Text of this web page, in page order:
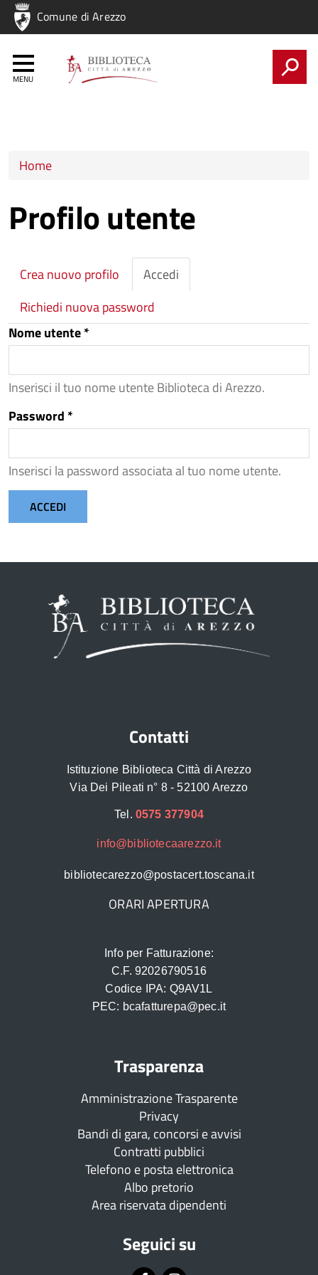
Regione
Nome
Regione
Comune di Arezzo
Tu sei qui
Home
Profilo utente
Schede primarie
Crea nuovo profilo Accedi
attiva)
Richiedi nuova password
Nome utente*
Inserisci il tuo nome utente Biblioteca di Arezzo.
Password *
Inserisci la password associata al tuo nome utente.
ACCEDI
Contatti
Istituzione Biblioteca Città di Arezzo
Via Dei Pileati n° 8 - 52100 Arezzo
Tel. 0575 377904
info@bibliotecaarezzo.it
bibliotecarezzo@postacert.toscana.it
ORARI APERTURA
Info per Fatturazione:
C.F. 92026790516
Codice IPA: Q9AV1L
PEC: bcafatturepa@pec.it
Trasparenza
Amministrazione Trasparente
Privacy
Bandi di gara, concorsi e avvisi
Contratti pubblici
Telefono e posta elettronica
Albo pretorio
Area riservata dipendenti
Seguici su